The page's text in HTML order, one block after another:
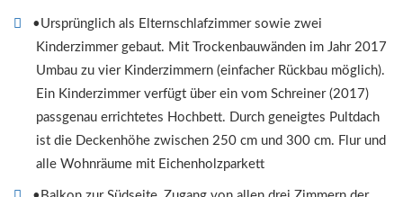
•Ursprünglich als Elternschlafzimmer sowie zwei
Kinderzimmer gebaut. Mit Trockenbauwänden im Jahr 2017
Umbau zu vier Kinderzimmern (einfacher Rückbau möglich).
Ein Kinderzimmer verfügt über ein vom Schreiner (2017)
passgenau errichtetes Hochbett. Durch geneigtes Pultdach
ist die Deckenhöhe zwischen 250 cm und 300 cm. Flur und
alle Wohnräume mit Eichenholzparkett